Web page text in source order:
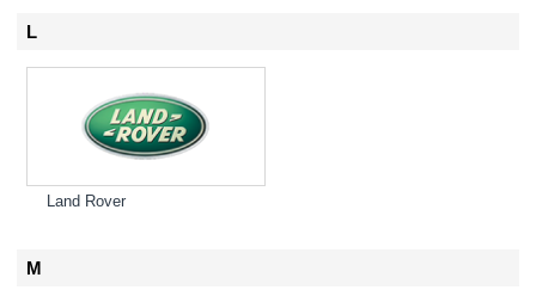
L
Land Rover
M